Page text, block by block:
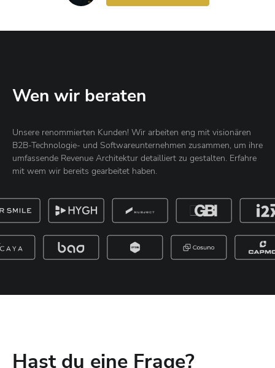
Wen wir beraten
Unsere renommierten Kunden! Wir arbeiten eng mit visionären
B2B-Technologie- und Softwareunternehmen zusammen, um ihre
umfassende Revenue Architektur detailliert zu gestalten. Erfahre
mit wem wir bereits gearbeitet haben.
Hast du eine Frage?